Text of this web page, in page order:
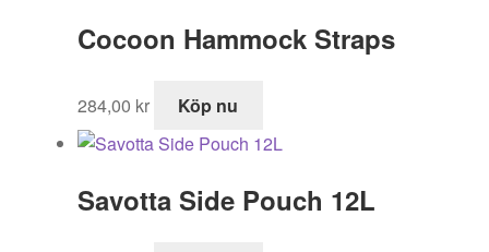
Cocoon Hammock Straps
284,00 kr Köp nu
Savotta Side Pouch 12L